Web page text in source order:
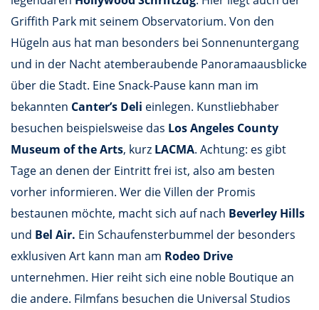
Griffith Park mit seinem Observatorium. Von den
Hügeln aus hat man besonders bei Sonnenuntergang
und in der Nacht atemberaubende Panoramaausblicke
über die Stadt. Eine Snack-Pause kann man im
bekannten Canter’s Deli einlegen. Kunstliebhaber
besuchen beispielsweise das Los Angeles County
Museum of the Arts, kurz LACMA. Achtung: es gibt
Tage an denen der Eintritt frei ist, also am besten
vorher informieren. Wer die Villen der Promis
bestaunen möchte, macht sich auf nach Beverley Hills
und Bel Air. Ein Schaufensterbummel der besonders
exklusiven Art kann man am Rodeo Drive
unternehmen. Hier reiht sich eine noble Boutique an
die andere. Filmfans besuchen die Universal Studios